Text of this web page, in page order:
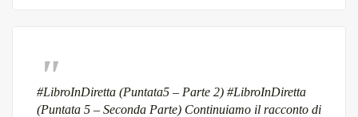
#LibroInDiretta (Puntata5 – Parte 2) #LibroInDiretta
(Puntata 5 – Seconda Parte) Continuiamo il racconto di